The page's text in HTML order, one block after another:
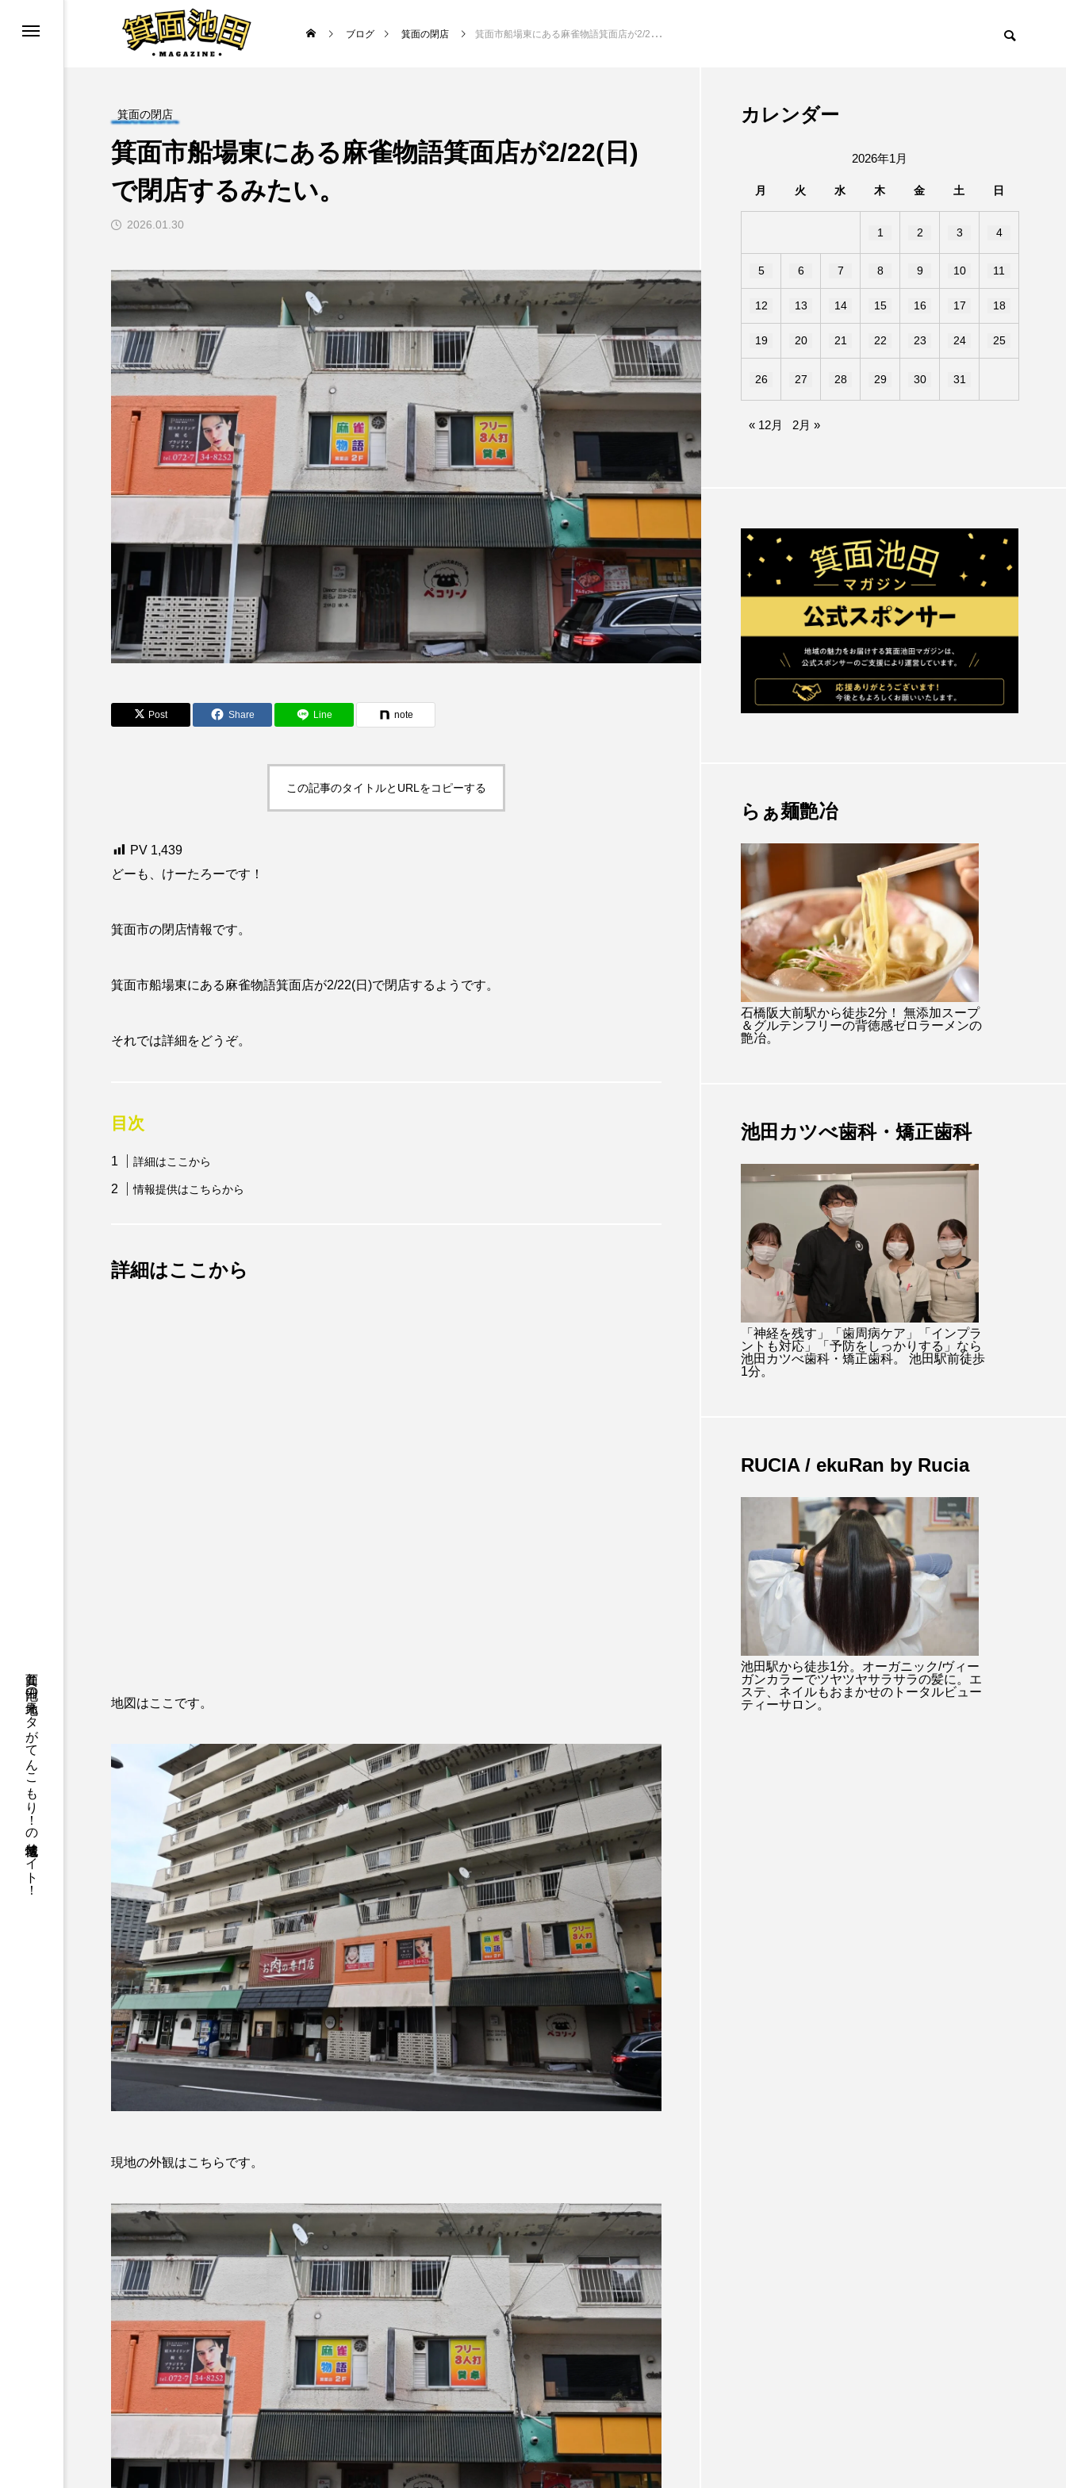
箕面と池田の地元ネタがてんこもり！の地域情報サイト！
ブログ 箕面の閉店 箕面市船場東にある麻雀物語箕面店が2/22(日)で閉店するみたい。
箕面の閉店
箕面市船場東にある麻雀物語箕面店が2/22(日)
で閉店するみたい。
2026.01.30
Post Share Line note
この記事のタイトルとURLをコピーする
PV 1,439
どーも、けーたろーです！
箕面市の閉店情報です。
箕面市船場東にある麻雀物語箕面店が2/22(日)で閉店するようです。
それでは詳細をどうぞ。
目次
詳細はここから
情報提供はこちらから
詳細はここから
地図はここです。
現地の外観はこちらです。
カレンダー
2026年1月
月 火 水 木 金 土 日
1 2 3 4
5 6 7 8 9 10 11
12 13 14 15 16 17 18
19 20 21 22 23 24 25
26 27 28 29 30 31
« 12月 2月 »
らぁ麺艶冶
石橋阪大前駅から徒歩2分！ 無添加スープ
＆グルテンフリーの背徳感ゼロラーメンの
艶冶。
池田カツべ歯科・矯正歯科
「神経を残す」「歯周病ケア」「インプラ
ントも対応」「予防をしっかりする」なら
池田カツべ歯科・矯正歯科。 池田駅前徒歩
1分。
RUCIA / ekuRan by Rucia
池田駅から徒歩1分。オーガニック/ヴィー
ガンカラーでツヤツヤサラサラの髪に。エ
ステ、ネイルもおまかせのトータルビュー
ティーサロン。